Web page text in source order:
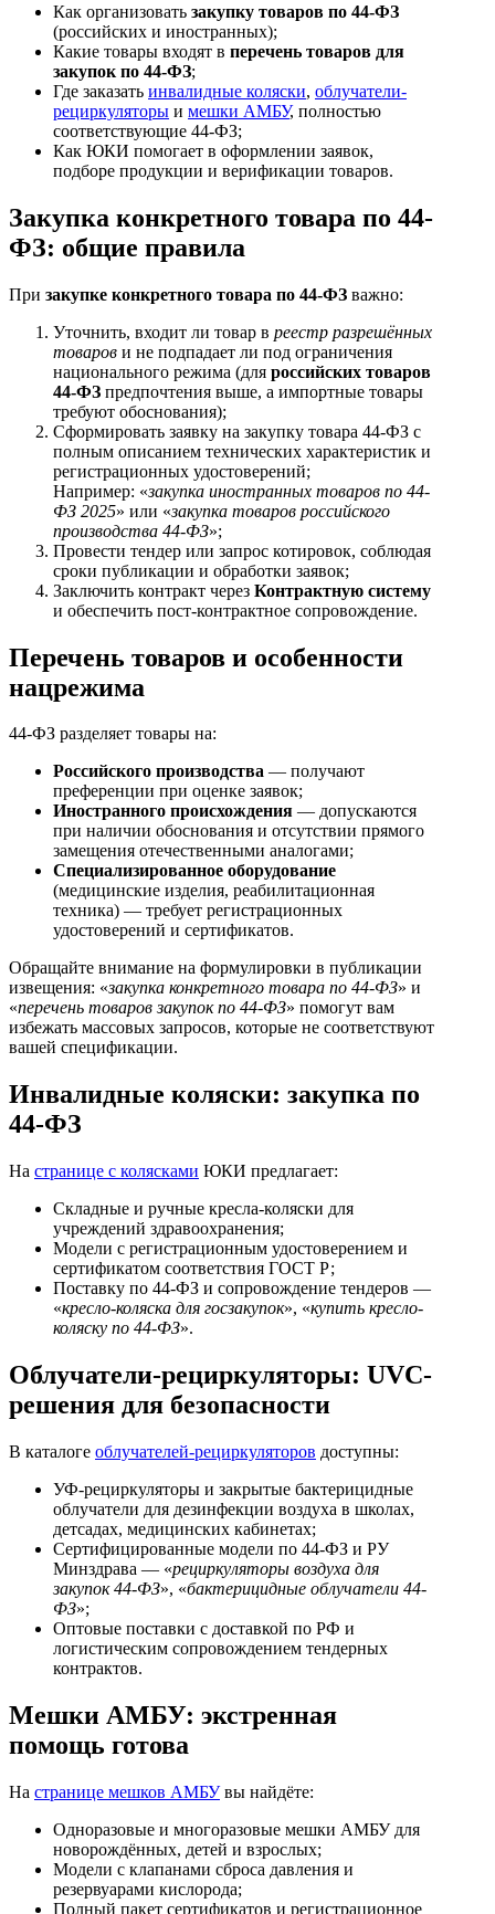
Как организовать закупку товаров по 44-ФЗ
(российских и иностранных);
Какие товары входят в перечень товаров для
закупок по 44-ФЗ;
Где заказать инвалидные коляски, облучатели-
рециркуляторы и мешки АМБУ, полностью
соответствующие 44-ФЗ;
Как ЮКИ помогает в оформлении заявок,
подборе продукции и верификации товаров.
Закупка конкретного товара по 44-
ФЗ: общие правила
При закупке конкретного товара по 44-ФЗ важно:
Уточнить, входит ли товар в реестр разрешённых
товаров и не подпадает ли под ограничения
национального режима (для российских товаров
44-ФЗ предпочтения выше, а импортные товары
требуют обоснования);
Сформировать заявку на закупку товара 44-ФЗ с
полным описанием технических характеристик и
регистрационных удостоверений;
Например: «закупка иностранных товаров по 44-
ФЗ 2025» или «закупка товаров российского
производства 44-ФЗ»;
Провести тендер или запрос котировок, соблюдая
сроки публикации и обработки заявок;
Заключить контракт через Контрактную систему
и обеспечить пост-контрактное сопровождение.
Перечень товаров и особенности
нацрежима
44-ФЗ разделяет товары на:
Российского производства — получают
преференции при оценке заявок;
Иностранного происхождения — допускаются
при наличии обоснования и отсутствии прямого
замещения отечественными аналогами;
Специализированное оборудование
(медицинские изделия, реабилитационная
техника) — требует регистрационных
удостоверений и сертификатов.
Обращайте внимание на формулировки в публикации
извещения: «закупка конкретного товара по 44-ФЗ» и
«перечень товаров закупок по 44-ФЗ» помогут вам
избежать массовых запросов, которые не соответствуют
вашей спецификации.
Инвалидные коляски: закупка по
44-ФЗ
На странице с колясками ЮКИ предлагает:
Складные и ручные кресла-коляски для
учреждений здравоохранения;
Модели с регистрационным удостоверением и
сертификатом соответствия ГОСТ Р;
Поставку по 44-ФЗ и сопровождение тендеров —
«кресло-коляска для госзакупок», «купить кресло-
коляску по 44-ФЗ».
Облучатели-рециркуляторы: UVC-
решения для безопасности
В каталоге облучателей-рециркуляторов доступны:
УФ-рециркуляторы и закрытые бактерицидные
облучатели для дезинфекции воздуха в школах,
детсадах, медицинских кабинетах;
Сертифицированные модели по 44-ФЗ и РУ
Минздрава — «рециркуляторы воздуха для
закупок 44-ФЗ», «бактерицидные облучатели 44-
ФЗ»;
Оптовые поставки с доставкой по РФ и
логистическим сопровождением тендерных
контрактов.
Мешки АМБУ: экстренная
помощь готова
На странице мешков АМБУвы найдёте:
Одноразовые и многоразовые мешки АМБУ для
новорождённых, детей и взрослых;
Модели с клапанами сброса давления и
резервуарами кислорода;
Полный пакет сертификатов и регистрационное